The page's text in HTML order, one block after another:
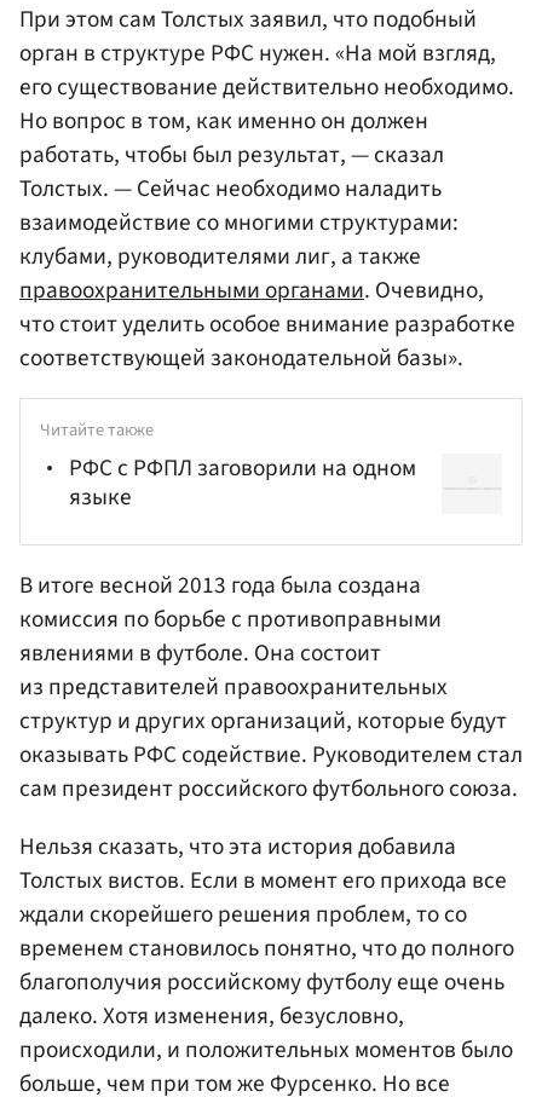
При этом сам Толстых заявил, что подобный
орган в структуре РФС нужен. «На мой взгляд,
его существование действительно необходимо.
Но вопрос в том, как именно он должен
работать, чтобы был результат, — сказал
Толстых. — Сейчас необходимо наладить
взаимодействие со многими структурами:
клубами, руководителями лиг, а также
правоохранительными органами. Очевидно,
что стоит уделить особое внимание разработке
соответствующей законодательной базы».
Читайте также
РФС с РФПЛ заговорили на одном
языке
В итоге весной 2013 года была создана
комиссия по борьбе с противоправными
явлениями в футболе. Она состоит
из представителей правоохранительных
структур и других организаций, которые будут
оказывать РФС содействие. Руководителем стал
сам президент российского футбольного союза.
Нельзя сказать, что эта история добавила
Толстых вистов. Если в момент его прихода все
ждали скорейшего решения проблем, то со
временем становилось понятно, что до полного
благополучия российскому футболу еще очень
далеко. Хотя изменения, безусловно,
происходили, и положительных моментов было
больше, чем при том же Фурсенко. Но все